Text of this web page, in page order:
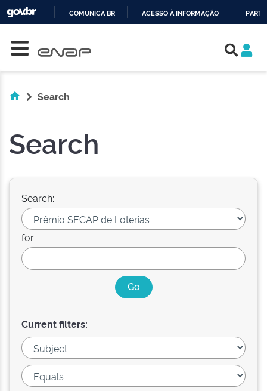
COMUNICA BR ACESSO À INFORMAÇÃO
Search
Search
Search:
for
Current filters: